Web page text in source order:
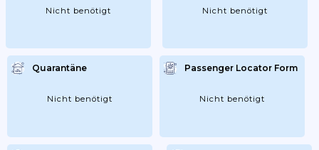
Nicht benötigt Nicht benötigt
Quarantäne
Nicht benötigt
Passenger Locator Form
Nicht benötigt